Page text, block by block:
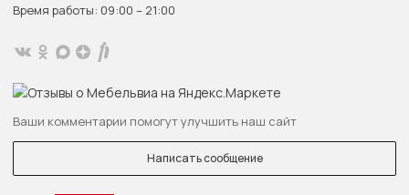
Время работы: 09:00 – 21:00
Ваши комментарии помогут улучшить наш сайт
Написать сообщение